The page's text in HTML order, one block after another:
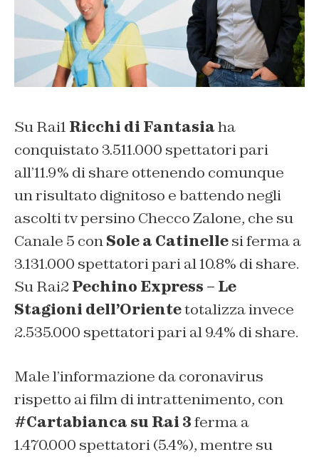
Su Rai1 Ricchi di Fantasiaha
conquistato 3.511.000 spettatori pari
all’11.9% di share ottenendo comunque
un risultato dignitoso e battendo negli
ascolti tv persino Checco Zalone, che su
Canale 5 conSole a Catinellesi ferma a
3.131.000 spettatori pari al 10.8% di share.
Su Rai2 Pechino Express – Le
Stagioni dell’Orientetotalizza invece
2.535.000 spettatori pari al 9.4% di share.
Male l’informazione da coronavirus
rispetto ai film di intrattenimento, con
#Cartabianca su Rai 3ferma a
1.470.000 spettatori (5.4%), mentre su